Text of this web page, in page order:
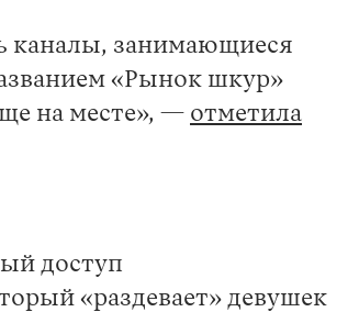
каналы, занимающиеся
«Рынок шкур»
на месте», — отметила
доступ
«раздевает» девушек